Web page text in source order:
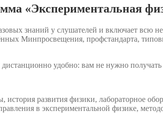
«Экспериментальная
знаний у слушателей и включает
Минпросвещения, профстандарта,
удобно: вам не нужно
развития физики, лабораторное
в экспериментальной физике,